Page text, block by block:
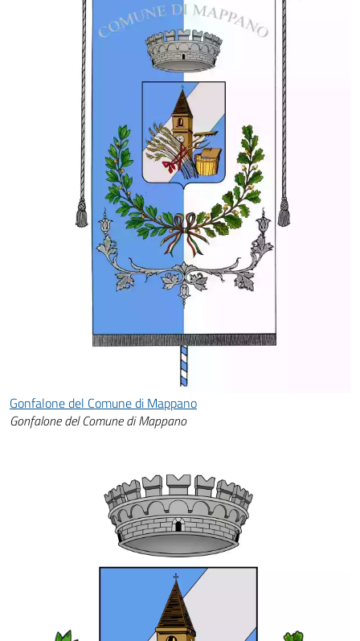
Gonfalone del Comune di Mappano
Gonfalone del Comune di Mappano